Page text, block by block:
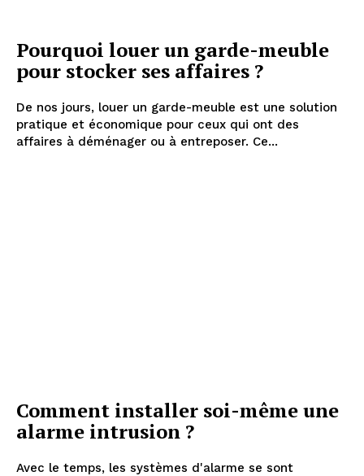
Pourquoi louer un garde-meuble
pour stocker ses affaires ?
De nos jours, louer un garde-meuble est une solution
pratique et économique pour ceux qui ont des
affaires à déménager ou à entreposer. Ce...
Comment installer soi-même une
alarme intrusion ?
Avec le temps, les systèmes d'alarme se sont